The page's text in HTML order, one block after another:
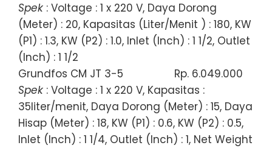
Spek : Voltage : 1 x 220 V, Daya Dorong
(Meter) : 20, Kapasitas (Liter/Menit ) : 180, KW
(P1) : 1.3, KW (P2) : 1.0, Inlet (Inch) : 1 1/2, Outlet
(Inch) : 1 1/2
Grundfos CM JT 3-5
Rp. 6.049.000
Spek : Voltage : 1 x 220 V, Kapasitas :
35liter/menit, Daya Dorong (Meter) : 15, Daya
Hisap (Meter) : 18, KW (P1) : 0.6, KW (P2) : 0.5,
Inlet (Inch) : 1 1/4, Outlet (Inch) : 1, Net Weight